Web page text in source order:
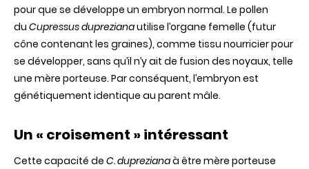
pour que se développe un embryon normal. Le pollen
du Cupressus duprezianautilise l’organe femelle (futur
cône contenant les graines), comme tissu nourricier pour
se développer, sans qu’il n’y ait de fusion des noyaux, telle
une mère porteuse. Par conséquent, l’embryon est
génétiquement identique au parent mâle.
Un « croisement » intéressant
Cette capacité de C. duprezianaà être mère porteuse